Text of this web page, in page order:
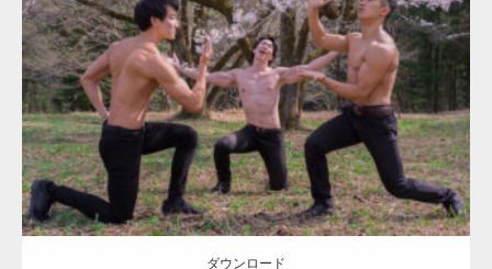
Update:2021.07.8
Category:桜とマッチョ kaichanAKIHITO(細マッチョ) SOSUKE
外資
系筋肉 背中 肩
ダウンロード
ダウンロード